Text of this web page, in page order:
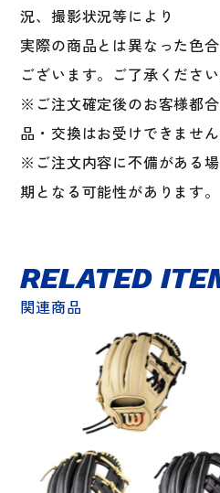
況、撮影状況等により
実際の商品とは異なった色
ございます。ご了承ください
※ご注文確定後のお客様都
品・交換はお受けできません
※ご注文内容に不備がある
期となる可能性があります。
関連商品
RELATED